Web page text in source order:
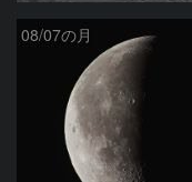
08/07の月